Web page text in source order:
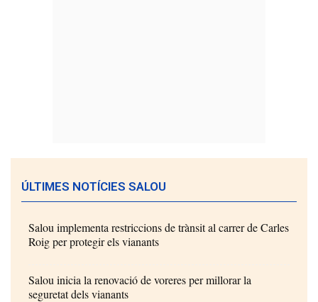
ÚLTIMES NOTÍCIES SALOU
Salou implementa restriccions de trànsit al carrer de Carles
Roig per protegir els vianants
Salou inicia la renovació de voreres per millorar la
seguretat dels vianants